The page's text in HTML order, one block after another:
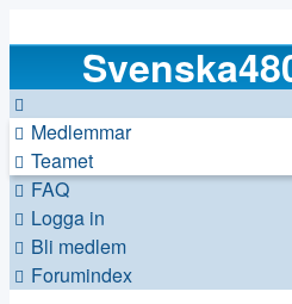
Medlemmar
Teamet
FAQ
Logga in
Bli medlem
Forumindex